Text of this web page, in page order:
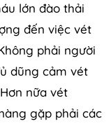
lớn đào thải
đến việc vét
phải người
dũng cảm vét
nữa vét
gặp phải các